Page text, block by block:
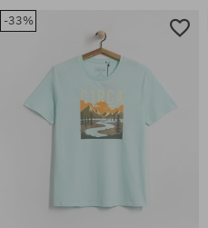
Mărimi existente:
-33%